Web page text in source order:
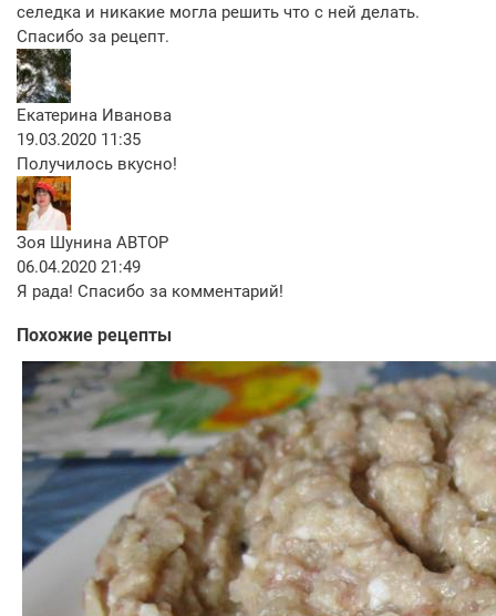
селедка и никакие могла решить что с ней делать.
Спасибо за рецепт.
Екатерина Иванова
19.03.2020 11:35
Получилось вкусно!
Зоя Шунина АВТОР
06.04.2020 21:49
Я рада! Спасибо за комментарий!
Похожие рецепты